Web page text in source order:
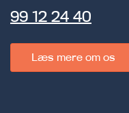
99 12 24 40
Læs mere om os